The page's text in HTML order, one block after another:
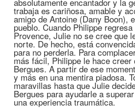
trabaja es cariñosa, amable y
amigo de Antoine (Dany Boon),
pueblo. Cuando Philippe
Provence, Julie no se cree que
norte. De hecho, está
para no perderla. Para
más fácil, Philippe le hace creer
Bergues. A partir de ese
y más en una mentira piadosa.
maravillas hasta que Julie
Bergues para ayudarle a
una experiencia traumática.